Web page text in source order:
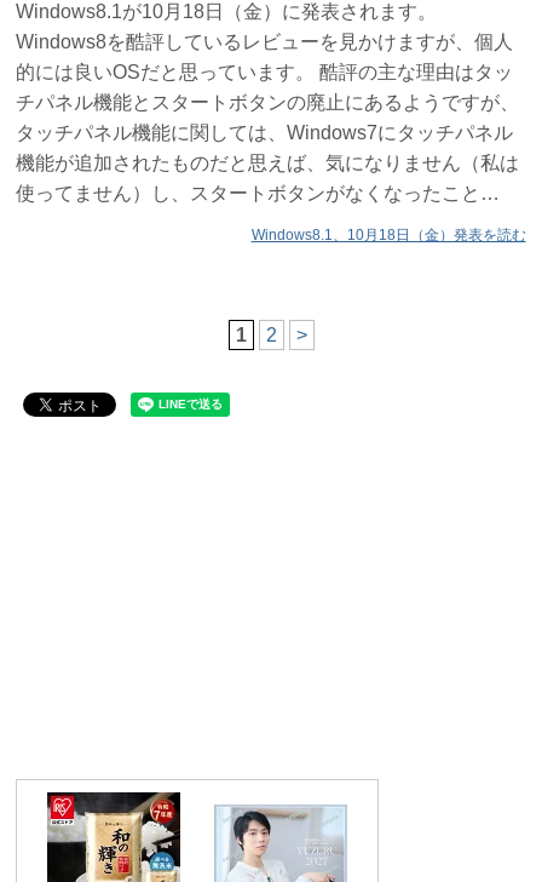
Windows8.1が10月18日（金）に発表されます。
Windows8を酷評しているレビューを見かけますが、個人
的には良いOSだと思っています。 酷評の主な理由はタッ
チパネル機能とスタートボタンの廃止にあるようですが、
タッチパネル機能に関しては、Windows7にタッチパネル
機能が追加されたものだと思えば、気になりません（私は
使ってません）し、スタートボタンがなくなったこと…
Windows8.1、10月18日（金）発表を読む
1 2 >